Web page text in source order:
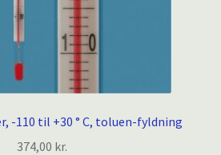
-110 til +30 ° C, toluen-fyldning
374,00 kr.